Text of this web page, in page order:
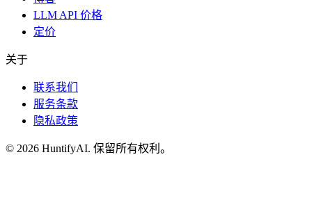
LLM API 价格
定价
关于
联系我们
服务条款
隐私政策
© 2026 HuntifyAI. 保留所有权利。